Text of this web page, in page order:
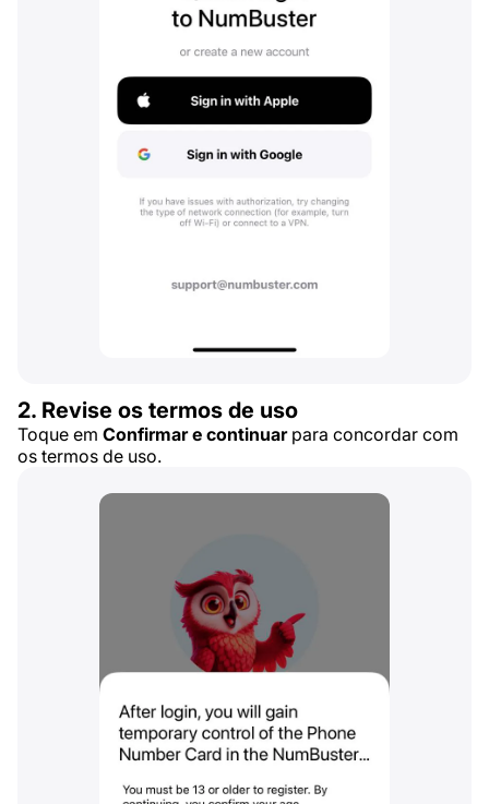
2. Revise os termos de uso
Toque em Confirmar e continuarpara concordar com
os termos de uso.